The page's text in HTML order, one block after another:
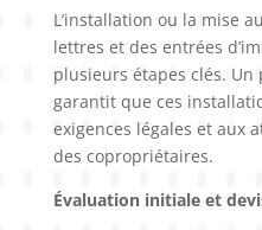
L’installation ou la mise
lettres et des entrées
plusieurs étapes clés. Un
garantit que ces
exigences légales et aux
des copropriétaires.
Évaluation initiale et